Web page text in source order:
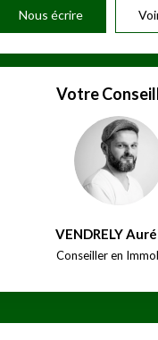
Nous écrire
Votre
VENDRELY
Conseiller en